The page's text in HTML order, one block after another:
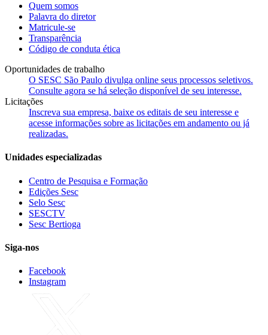
Quem somos
Palavra do diretor
Matricule-se
Transparência
Código de conduta ética
Oportunidades de trabalho
O SESC São Paulo divulga online seus processos seletivos.
Consulte agora se há seleção disponível de seu interesse.
Licitações
Inscreva sua empresa, baixe os editais de seu interesse e
acesse informações sobre as licitações em andamento ou já
realizadas.
Unidades especializadas
Centro de Pesquisa e Formação
Edições Sesc
Selo Sesc
SESCTV
Sesc Bertioga
Siga-nos
Facebook
Instagram